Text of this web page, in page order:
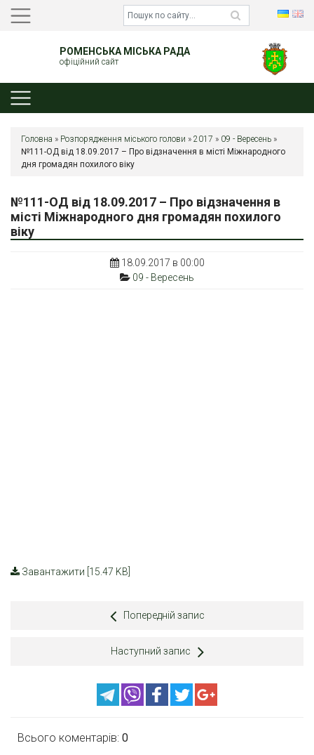
РОМЕНСЬКА МІСЬКА РАДА
офіційний сайт
Головна » Розпорядження міського голови » 2017 » 09 - Вересень »
№111-ОД від 18.09.2017 – Про відзначення в місті Міжнародного
дня громадян похилого віку
№111-ОД від 18.09.2017 – Про відзначення в
місті Міжнародного дня громадян похилого
віку
18.09.2017 в 00:00
09 - Вересень
Завантажити [15.47 KB]
Попередній запис
Наступний запис
Всього коментарів: 0